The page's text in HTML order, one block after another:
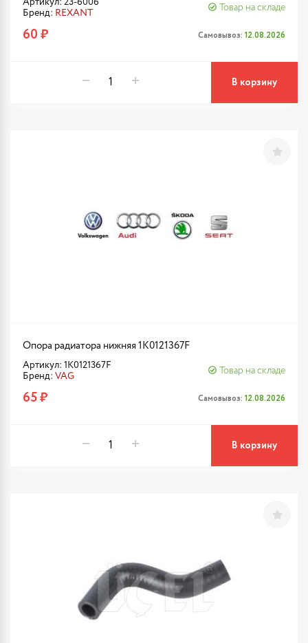
Артикул: 23-6006
Бренд: REXANT
Товар на складе
60 ₽ Самовывоз: 12.08.2026
В корзину
Опора радиатора нижняя 1K0121367F
Артикул: 1K0121367F
Бренд: VAG
Товар на складе
65 ₽ Самовывоз: 12.08.2026
В корзину